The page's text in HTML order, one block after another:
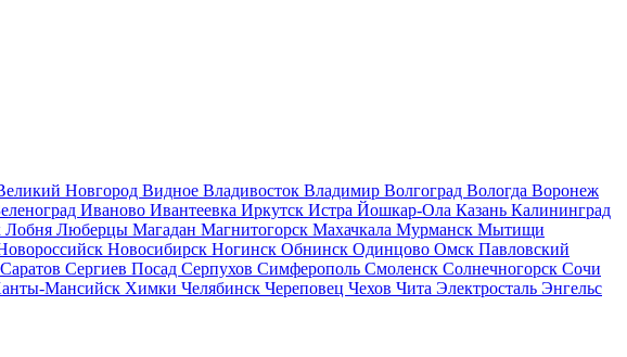
Новгород Видное Владивосток Владимир Волгоград Вологда Воронеж
Иваново Ивантеевка Иркутск Истра Йошкар-Ола Казань Калининград
Лобня Люберцы Магадан Магнитогорск Махачкала Мурманск Мытищи
Новосибирск Ногинск Обнинск Одинцово Омск Павловский
Саратов Сергиев Посад Серпухов Симферополь Смоленск Солнечногорск Сочи
Мансийск Химки Челябинск Череповец Чехов Чита Электросталь Энгельс